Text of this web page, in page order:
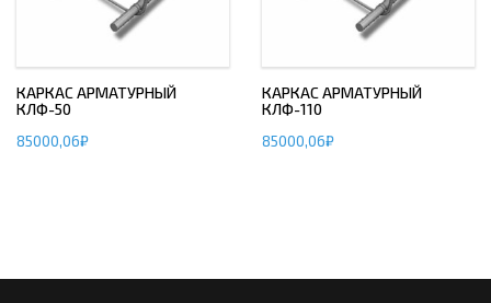
КАРКАС АРМАТУРНЫЙ
КЛФ-50
85000,06₽
КАРКАС АРМАТУРНЫЙ
КЛФ-110
85000,06₽